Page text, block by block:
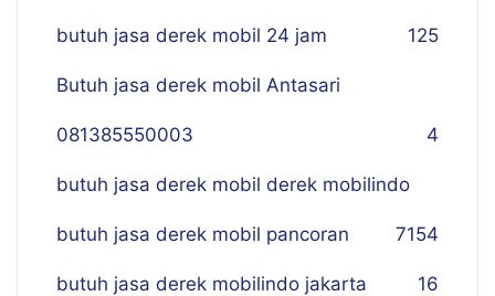
butuh jasa derek mobil 24 jam 125
Butuh jasa derek mobil Antasari
081385550003 4
butuh jasa derek mobil derek mobilindo
154
butuh jasa derek mobil pancoran 7
butuh jasa derek mobilindo jakarta 16